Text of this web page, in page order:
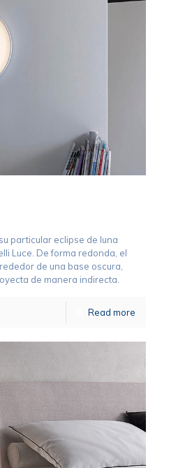
particular eclipse de luna
Luce. De forma redonda, el
de una base oscura,
de manera indirecta.
Read more